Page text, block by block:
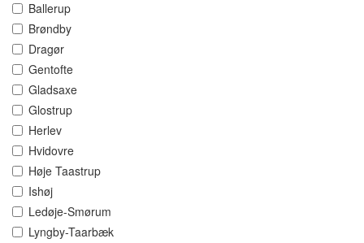
Ballerup
Brøndby
Dragør
Gentofte
Gladsaxe
Glostrup
Herlev
Hvidovre
Høje Taastrup
Ishøj
Ledøje-Smørum
Lyngby-Taarbæk